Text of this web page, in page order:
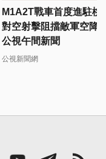
M1A2T戰車首度進駐桃
對空射擊阻擋敵軍空降
公視午間新聞
公視新聞網